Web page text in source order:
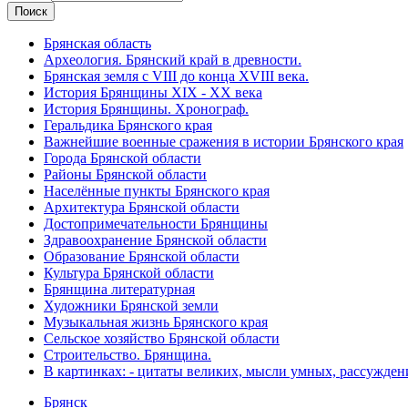
Брянская область
Археология. Брянский край в древности.
Брянская земля с VIII до конца XVIII века.
История Брянщины XIX - XX века
История Брянщины. Хронограф.
Геральдика Брянского края
Важнейшие военные сражения в истории Брянского края
Города Брянской области
Районы Брянской области
Населённые пункты Брянского края
Архитектура Брянской области
Достопримечательности Брянщины
Здравоохранение Брянской области
Образование Брянской области
Культура Брянской области
Брянщина литературная
Художники Брянской земли
Музыкальная жизнь Брянского края
Сельское хозяйство Брянской области
Строительство. Брянщина.
В картинках: - цитаты великих, мысли умных,
Брянск